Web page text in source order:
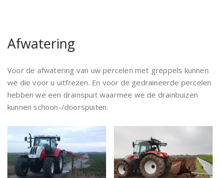
Afwatering
Voor de afwatering van uw percelen met greppels kunnen
we die voor u uitfrezen. En voor de gedraineerde percelen
hebben we een drainspuit waarmee we de drainbuizen
kunnen schoon-/doorspuiten.